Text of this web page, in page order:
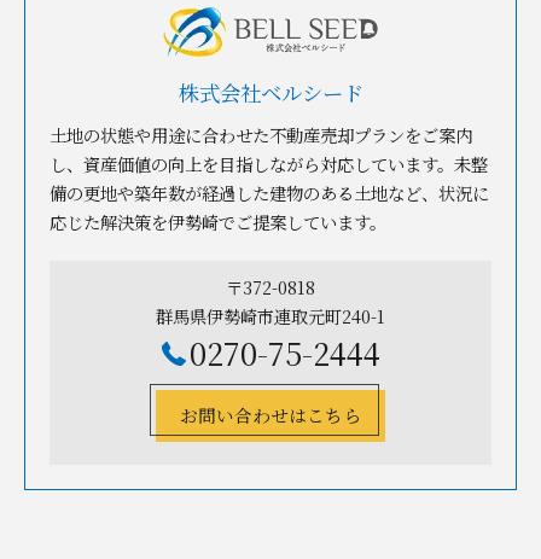
株式会社ベルシード
土地の状態や用途に合わせた不動産売却プランをご案内
し、資産価値の向上を目指しながら対応しています。未整
備の更地や築年数が経過した建物のある土地など、状況に
応じた解決策を伊勢崎でご提案しています。
〒372-0818
群馬県伊勢崎市連取元町240-1
0270-75-2444
お問い合わせはこちら